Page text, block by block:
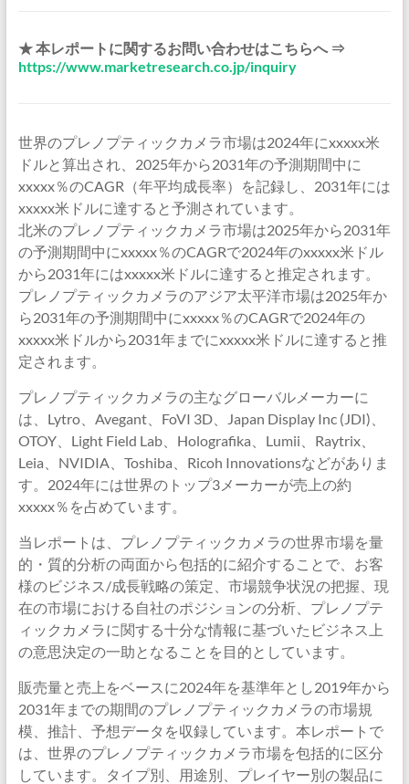
★ 本レポートに関するお問い合わせはこちらへ ⇒
https://www.marketresearch.co.jp/inquiry
世界のプレノプティックカメラ市場は2024年にxxxxx米
ドルと算出され、2025年から2031年の予測期間中に
xxxxx％のCAGR（年平均成長率）を記録し、2031年には
xxxxx米ドルに達すると予測されています。
北米のプレノプティックカメラ市場は2025年から2031年
の予測期間中にxxxxx％のCAGRで2024年のxxxxx米ドル
から2031年にはxxxxx米ドルに達すると推定されます。
プレノプティックカメラのアジア太平洋市場は2025年か
ら2031年の予測期間中にxxxxx％のCAGRで2024年の
xxxxx米ドルから2031年までにxxxxx米ドルに達すると推
定されます。
プレノプティックカメラの主なグローバルメーカーに
は、Lytro、Avegant、FoVI 3D、Japan Display Inc (JDI)、
OTOY、Light Field Lab、Holografika、Lumii、Raytrix、
Leia、NVIDIA、Toshiba、Ricoh Innovationsなどがありま
す。2024年には世界のトップ3メーカーが売上の約
xxxxx％を占めています。
当レポートは、プレノプティックカメラの世界市場を量
的・質的分析の両面から包括的に紹介することで、お客
様のビジネス/成長戦略の策定、市場競争状況の把握、現
在の市場における自社のポジションの分析、プレノプテ
ィックカメラに関する十分な情報に基づいたビジネス上
の意思決定の一助となることを目的としています。
販売量と売上をベースに2024年を基準年とし2019年から
2031年までの期間のプレノプティックカメラの市場規
模、推計、予想データを収録しています。本レポートで
は、世界のプレノプティックカメラ市場を包括的に区分
しています。タイプ別、用途別、プレイヤー別の製品に